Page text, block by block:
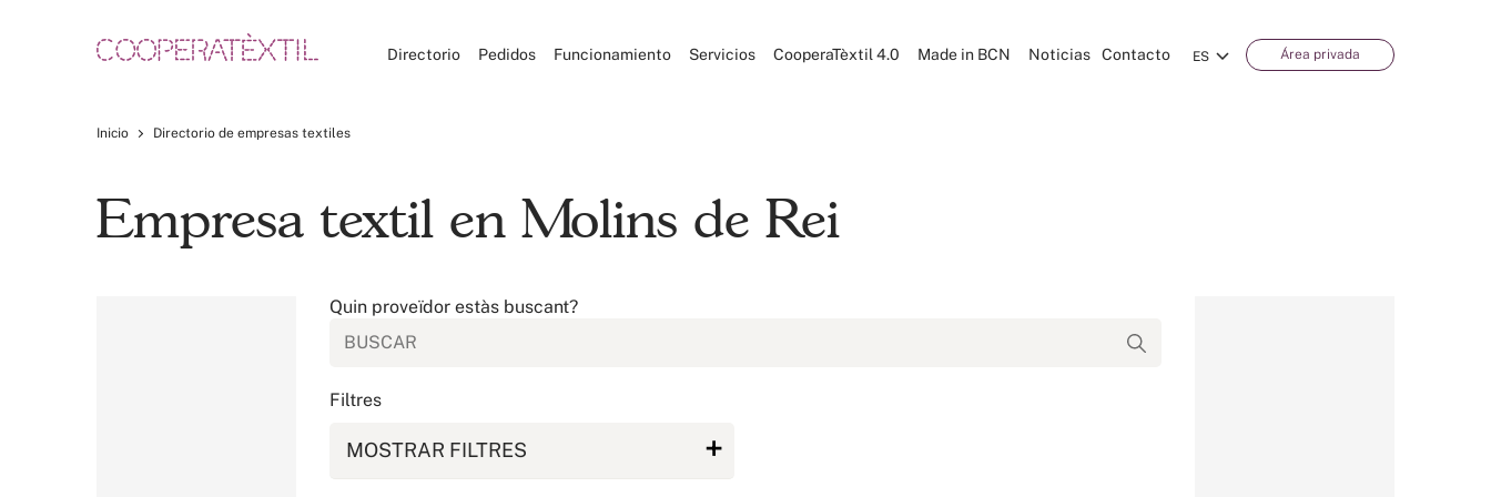
ES Área privada
Directorio Pedidos Funcionamiento Servicios CooperaTèxtil 4.0 Made in BCN Noticias Contacto
Inicio Directorio de empresas textiles
Empresa textil en Molins de Rei
Quin proveïdor estàs buscant?
Filtres
MOSTRAR FILTRES